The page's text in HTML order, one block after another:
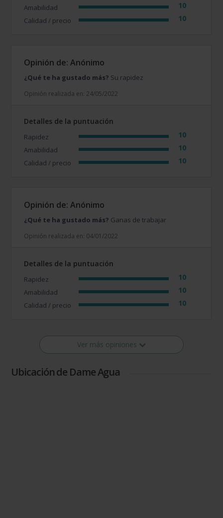
Amabilidad 10
Calidad / precio 10
Opinión de: Anónimo
¿Qué te ha gustado más? Su rapidez
Opinión realizada en: 24/05/2022
Detalles de la puntuación
Rapidez 10
Amabilidad 10
Calidad / precio 10
Opinión de: Anónimo
¿Qué te ha gustado más? Ganas de trabajar
Opinión realizada en: 04/01/2022
Detalles de la puntuación
Rapidez 10
Amabilidad 10
Calidad / precio 10
Ver más opiniones
Ubicación de Dame Agua